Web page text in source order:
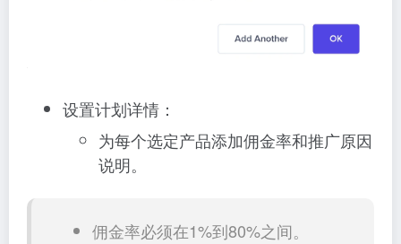
设置计划详情：
为每个选定产品添加佣金率和推广原因
说明。
佣金率必须在1%到80%之间。